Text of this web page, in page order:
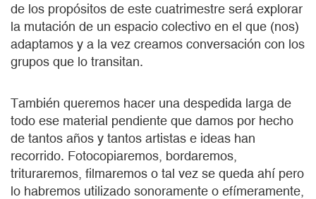
de los propósitos de este cuatrimestre será explorar
la mutación de un espacio colectivo en el que (nos)
adaptamos y a la vez creamos conversación con los
grupos que lo transitan.
También queremos hacer una despedida larga de
todo ese material pendiente que damos por hecho
de tantos años y tantos artistas e ideas han
recorrido. Fotocopiaremos, bordaremos,
trituraremos, filmaremos o tal vez se queda ahí pero
lo habremos utilizado sonoramente o efímeramente,